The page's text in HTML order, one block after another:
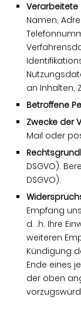
Verarbeitete
Namen,
an Inhalten,
Betroffene
Zwecke der
Mail oder
DSGVO).
DSGVO).
Empfang
d. .h. Ihre
weiteren
Kündigung
Ende eines
der oben